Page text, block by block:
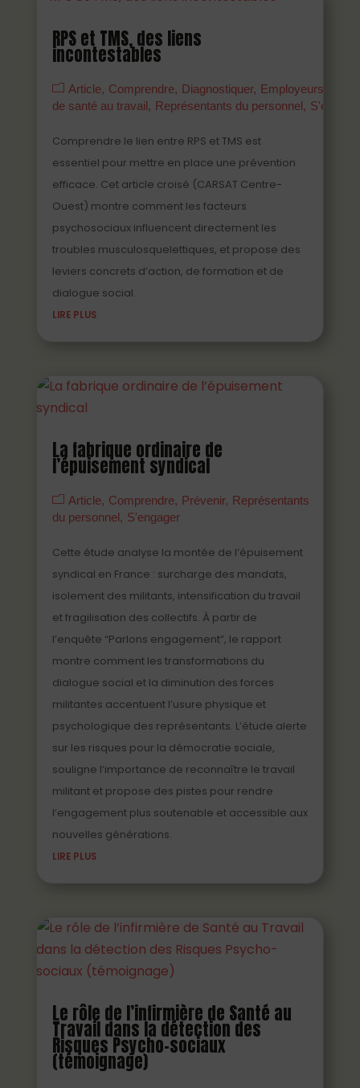
RPS et TMS, des liens
incontestables
Article Comprendre Diagnostiquer Employeurs
de santé au travail
Représentants du personnel
Comprendre le lien entre RPS et TMS est
essentiel pour mettre en place une prévention
efficace. Cet article croisé (CARSAT Centre-
Ouest) montre comment les facteurs
psychosociaux influencent directement les
troubles musculosquelettiques, et propose des
leviers concrets d’action, de formation et de
dialogue social.
LIRE PLUS
La fabrique ordinaire de
l’épuisement syndical
Article Comprendre Prévenir
Représentants
du personnel
S'engager
Cette étude analyse la montée de l’épuisement
syndical en France : surcharge des mandats,
isolement des militants, intensification du travail
et fragilisation des collectifs. À partir de
l’enquête “Parlons engagement”, le rapport
montre comment les transformations du
dialogue social et la diminution des forces
militantes accentuent l’usure physique et
psychologique des représentants. L’étude alerte
sur les risques pour la démocratie sociale,
souligne l’importance de reconnaître le travail
militant et propose des pistes pour rendre
l’engagement plus soutenable et accessible aux
nouvelles générations.
LIRE PLUS
Le rôle de l’infirmière de Santé au
Travail dans la détection des
Risques Psycho-sociaux
(témoignage)